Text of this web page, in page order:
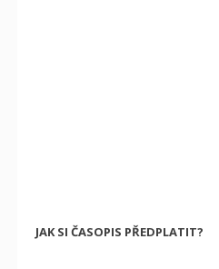
JAK SI ČASOPIS PŘEDPLATIT?